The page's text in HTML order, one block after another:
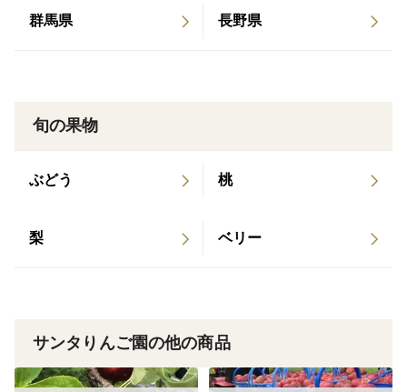
群馬県 長野県
旬の果物
ぶどう 桃
梨 ベリー
サンタりんご園の他の商品